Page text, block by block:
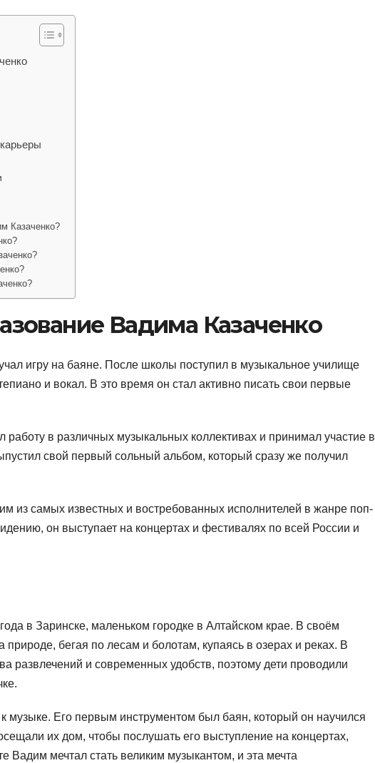
Казаченко?
Вадима Казаченко
игру на баяне. После школы поступил в музыкальное училище
и вокал. В это время он стал активно писать свои первые
работу в различных музыкальных коллективах и принимал участие в
свой первый сольный альбом, который сразу же получил
из самых известных и востребованных исполнителей в жанре поп-
он выступает на концертах и фестивалях по всей России и
в Заринске, маленьком городке в Алтайском крае. В своём
бегая по лесам и болотам, купаясь в озерах и реках. В
развлечений и современных удобств, поэтому дети проводили
музыке. Его первым инструментом был баян, который он научился
их дом, чтобы послушать его выступление на концертах,
Вадим мечтал стать великим музыкантом, и эта мечта